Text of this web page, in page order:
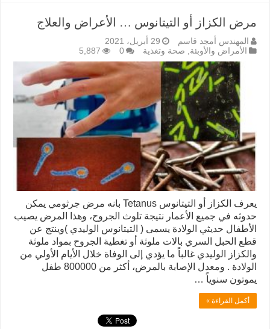
مرض الكزاز أو التيتانوس … الأعراض والعلاج
المهندس أمجد قاسم
29 أبريل، 2021
الأمراض والأوبئة
صحة وتغذية 0
5,887
يعرف الكزاز أو التيتانوس Tetanus بانه مرض جرثومي يمكن
حدوثه في جميع الأعمار نتيجة تلوث الجروح، وهذا المرض يصيب
الأطفال حديثي الولادة يسمى ( التيتانوس الوليدي )وينتج عن
قطع الحبل السري بالات ملوثة أو تغطية الجروح بمواد ملوثة
والكزاز الوليدي غالباً ما يؤدي إلى الوفاة خلال الأيام الأولي من
الولادة . ومعدل الإصابة بالمرض، أكثر من 800000 طفل
يموتون سنوياً …
أكمل القراءة »